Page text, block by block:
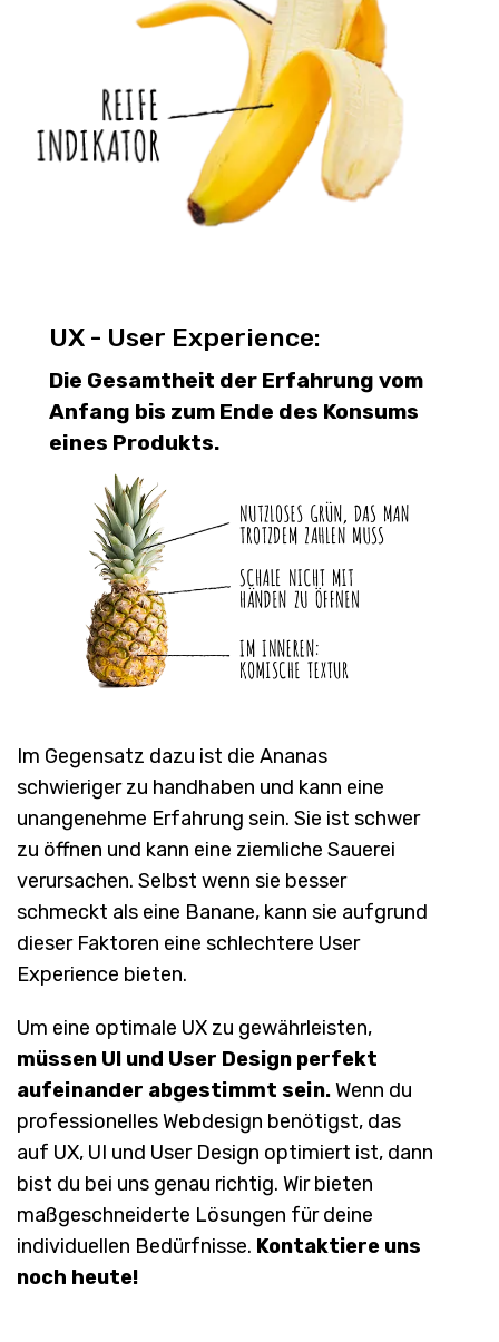
UX - User Experience:
Die Gesamtheit der Erfahrung vom
Anfang bis zum Ende des Konsums
eines Produkts.
Im Gegensatz dazu ist die Ananas
schwieriger zu handhaben und kann eine
unangenehme Erfahrung sein. Sie ist schwer
zu öffnen und kann eine ziemliche Sauerei
verursachen. Selbst wenn sie besser
schmeckt als eine Banane, kann sie aufgrund
dieser Faktoren eine schlechtere User
Experience bieten.
Um eine optimale UX zu gewährleisten,
müssen UI und User Design perfekt
aufeinander abgestimmt sein.Wenn du
professionelles Webdesign benötigst, das
auf UX, UI und User Design optimiert ist, dann
bist du bei uns genau richtig. Wir bieten
maßgeschneiderte Lösungen für deine
individuellen Bedürfnisse. Kontaktiere uns
noch heute!